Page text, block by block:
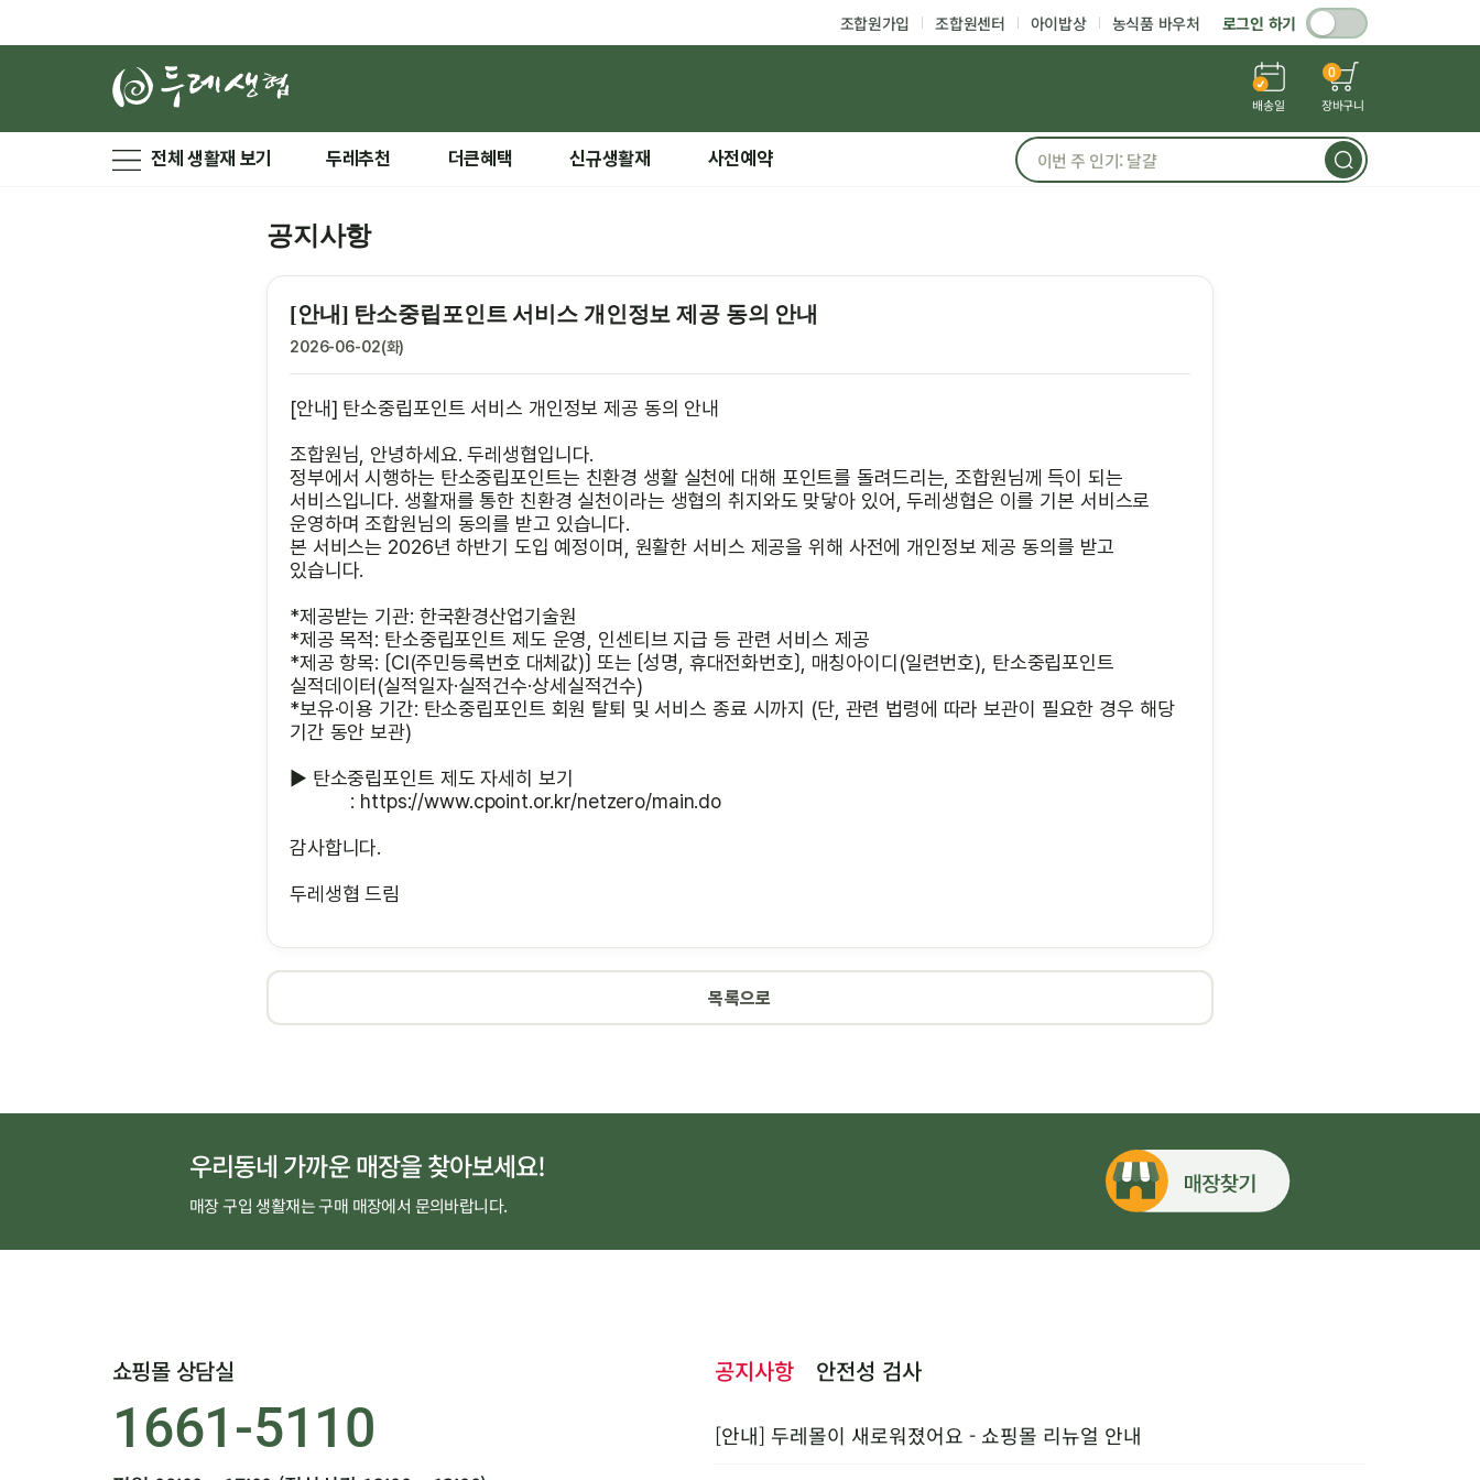
조합원가입 조합원센터 아이밥상 농식품 바우처 로그인 하기
배송일
0
장바구니
전체 생활재 보기 두레추천 더큰혜택 신규생활재 사전예약
공지사항
[안내] 탄소중립포인트 서비스 개인정보 제공 동의 안내
2026-06-02(화)
[안내] 탄소중립포인트 서비스 개인정보 제공 동의 안내
조합원님, 안녕하세요. 두레생협입니다.
정부에서 시행하는 탄소중립포인트는 친환경 생활 실천에 대해 포인트를 돌려드리는, 조합원님께 득이 되는
서비스입니다. 생활재를 통한 친환경 실천이라는 생협의 취지와도 맞닿아 있어, 두레생협은 이를 기본 서비스로
운영하며 조합원님의 동의를 받고 있습니다.
본 서비스는 2026년 하반기 도입 예정이며, 원활한 서비스 제공을 위해 사전에 개인정보 제공 동의를 받고
있습니다.
*제공받는 기관: 한국환경산업기술원
*제공 목적: 탄소중립포인트 제도 운영, 인센티브 지급 등 관련 서비스 제공
*제공 항목: 〔CI(주민등록번호 대체값)〕 또는 〔성명, 휴대전화번호〕, 매칭아이디(일련번호), 탄소중립포인트
실적데이터(실적일자·실적건수·상세실적건수)
*보유·이용 기간: 탄소중립포인트 회원 탈퇴 및 서비스 종료 시까지 (단, 관련 법령에 따라 보관이 필요한 경우 해당
기간 동안 보관)
▶ 탄소중립포인트 제도 자세히 보기
: https://www.cpoint.or.kr/netzero/main.do
감사합니다.
두레생협 드림
목록으로
우리동네 가까운 매장을 찾아보세요!
매장 구입 생활재는 구매 매장에서 문의바랍니다.
쇼핑몰 상담실
1661-5110
공지사항 안전성 검사
[안내] 두레몰이 새로워졌어요 - 쇼핑몰 리뉴얼 안내